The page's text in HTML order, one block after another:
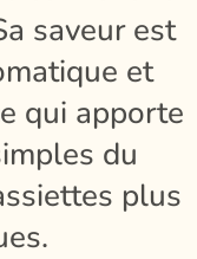
saveur est
et
qui apporte
du
plus